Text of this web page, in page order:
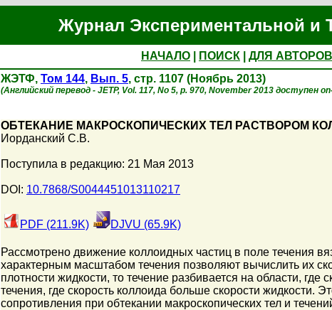
Журнал Экспериментальной и
НАЧАЛО ПОИСК ДЛЯ АВТОРОВ
ЖЭТФ, Том 144, Вып. 5, стр. 1107 (Ноябрь 2013)
(Английский перевод - JETP, Vol. 117, No 5, p. 970, November 2013 доступен
ОБТЕКАНИЕ МАКРОСКОПИЧЕСКИХ ТЕЛ РАСТВОРОМ
Иорданский С.В.
Поступила в редакцию: 21 Мая 2013
DOI: 10.7868/S0044451013110217
PDF (211.9K) DJVU (65.9K)
Рассмотрено движение коллоидных частиц в поле течения
характерным масштабом течения позволяют вычислить их
плотности жидкости, то течение разбивается на области,
течения, где скорость коллоида больше скорости жидкости.
сопротивления при обтекании макроскопических тел и